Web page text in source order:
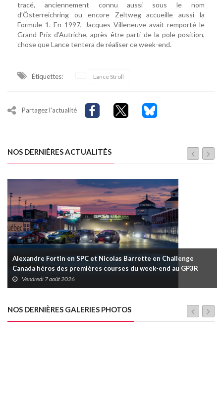
tracé, anciennement connu aussi sous le nom
d’Österreichring ou encore Zeltweg accueille aussi la
Formule 1. En 1997, Jacques Villeneuve avait remporté le
Grand Prix d’Autriche, après être parti de la pole position,
chose que Lance tentera de réaliser ce week-end.
Étiquettes: Lance Stroll
Partagez l'actualité
NOS DERNIÈRES ACTUALITÉS
Alexandre Fortin en SPC et Nicolas Barrette en Challenge
Canada héros des premières courses du week-end au GP3R
Vendredi 7 août 2026
NOS DERNIÈRES GALERIES PHOTOS